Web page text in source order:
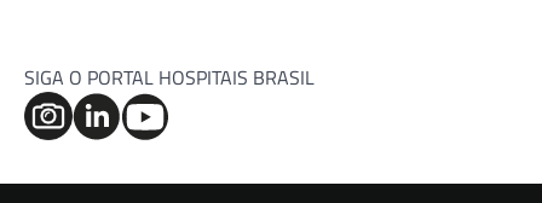
SIGA O PORTAL HOSPITAIS BRASIL